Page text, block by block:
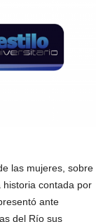
las mujeres, sobre
contada por
ante
del Río sus